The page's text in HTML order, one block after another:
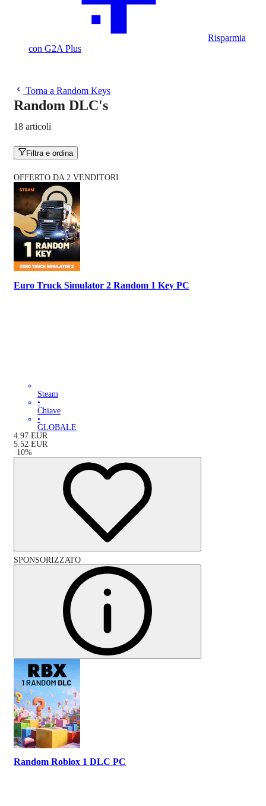
Risparmia
con G2A Plus
Torna a Random Keys
Random DLC's
18 articoli
Filtra e ordina
OFFERTO DA 2 VENDITORI
Euro Truck Simulator 2 Random 1 Key PC
Steam
•
Chiave
•
GLOBALE
4.97 EUR
5.52 EUR
-10%
SPONSORIZZATO
Random Roblox 1 DLC PC